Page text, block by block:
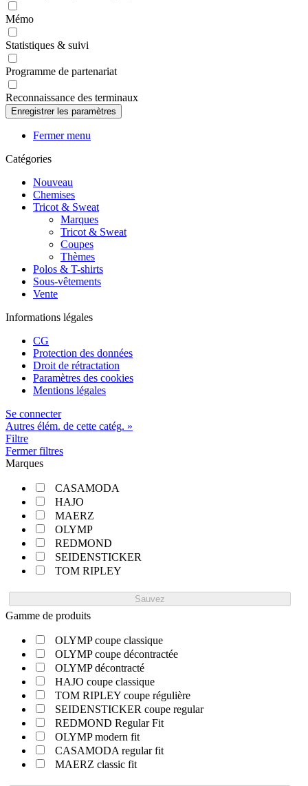
Mémo
Statistiques & suivi
Programme de partenariat
Reconnaissance des terminaux
Fermer menu
Catégories
Nouveau
Chemises
Tricot & Sweat
Marques
Tricot & Sweat
Coupes
Thèmes
Polos & T-shirts
Sous-vêtements
Vente
Informations légales
CG
Protection des données
Droit de rétractation
Paramètres des cookies
Mentions légales
Se connecter
Autres élém. de cette catég. »
Filtre
Fermer filtres
Marques
CASAMODA
HAJO
MAERZ
OLYMP
REDMOND
SEIDENSTICKER
TOM RIPLEY
Sauvez
Gamme de produits
OLYMP coupe classique
OLYMP coupe décontractée
OLYMP décontracté
HAJO coupe classique
TOM RIPLEY coupe régulière
SEIDENSTICKER coupe regular
REDMOND Regular Fit
OLYMP modern fit
CASAMODA regular fit
MAERZ classic fit